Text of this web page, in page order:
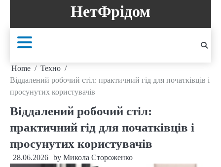
content
НетФрідом
Home
Техно
Віддалений робочий стіл: практичний гід для початківців і
просунутих користувачів
Віддалений робочий стіл:
практичний гід для початківців і
просунутих користувачів
28.06.2026 by Микола Стороженко